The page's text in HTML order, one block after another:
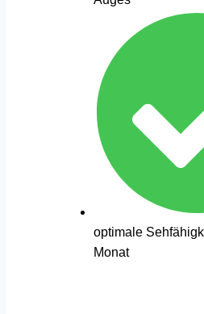
optimale
Monat